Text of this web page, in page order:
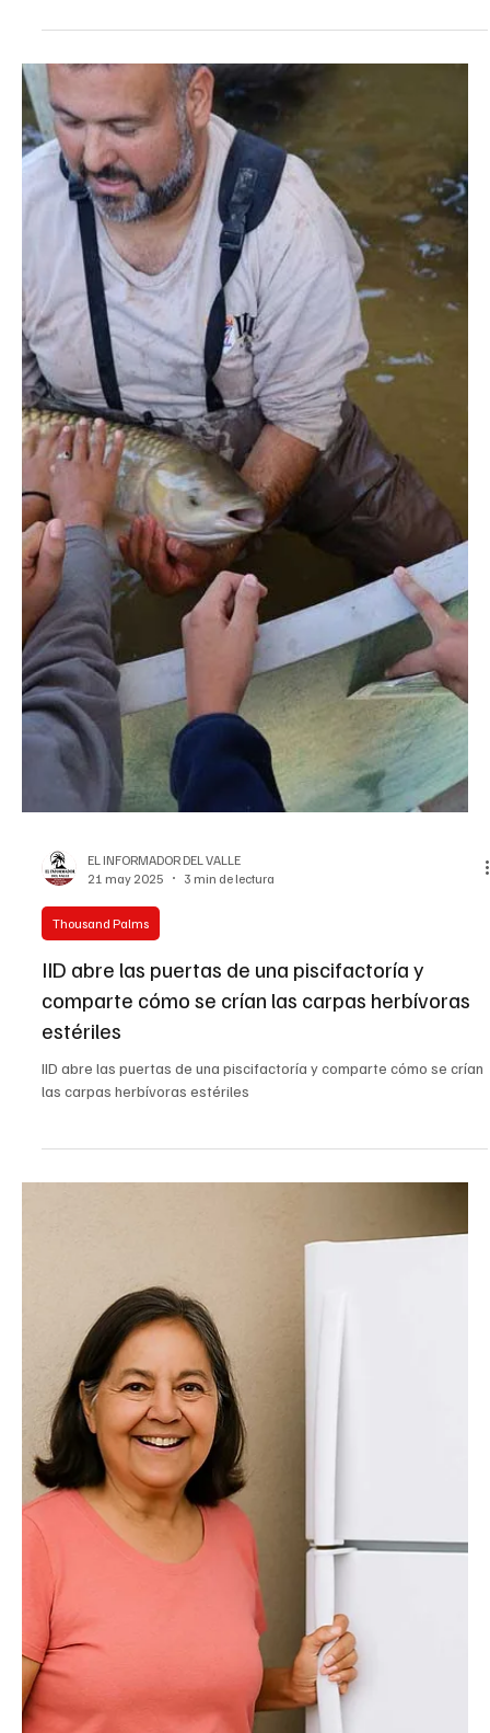
EL INFORMADOR DEL VALLE
26 jun 2025
2 min de lectura
Coachella
IID está preparado para satisfacer las
necesidades energéticas de sus clientes este
verano
de sus clientes este verano